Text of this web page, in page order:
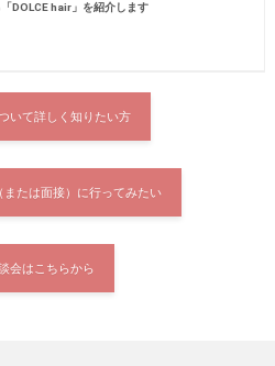
DOLCE hair」を紹介します
いて詳しく知りたい方
または面接）に行ってみたい
会はこちらから